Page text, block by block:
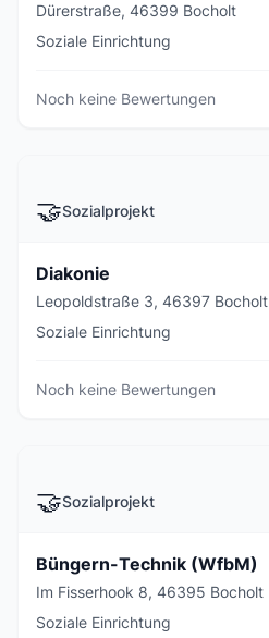
Dürerstraße, 46399 Bocholt
Soziale Einrichtung
Noch keine Bewertungen
🤝Sozialprojekt
Diakonie
Leopoldstraße 3, 46397 Bocholt
Soziale Einrichtung
Noch keine Bewertungen
🤝Sozialprojekt
Büngern-Technik (WfbM)
Im Fisserhook 8, 46395 Bocholt
Soziale Einrichtung